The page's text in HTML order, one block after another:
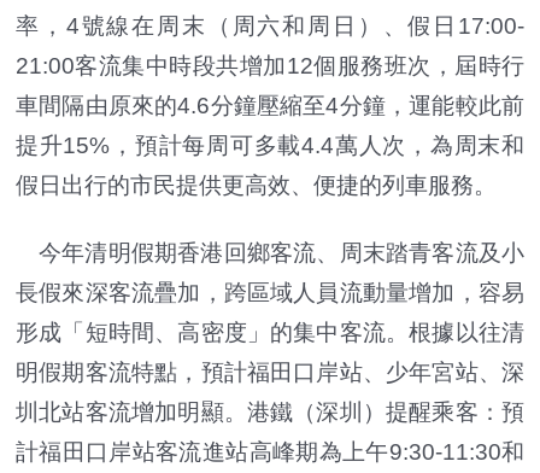
率，4號線在周末（周六和周日）、假日17:00-
21:00客流集中時段共增加12個服務班次，屆時行
車間隔由原來的4.6分鐘壓縮至4分鐘，運能較此前
提升15%，預計每周可多載4.4萬人次，為周末和
假日出行的市民提供更高效、便捷的列車服務。
今年清明假期香港回鄉客流、周末踏青客流及小
長假來深客流疊加，跨區域人員流動量增加，容易
形成「短時間、高密度」的集中客流。根據以往清
明假期客流特點，預計福田口岸站、少年宮站、深
圳北站客流增加明顯。港鐵（深圳）提醒乘客：預
計福田口岸站客流進站高峰期為上午9:30-11:30和